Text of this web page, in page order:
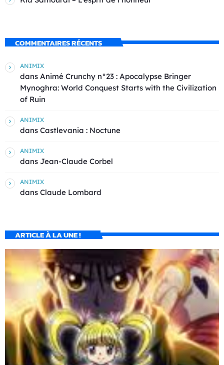
COMMENTAIRES RÉCENTS
ANIMIX
dans Animé Crunchy n°23 : Apocalypse Bringer
Mynoghra: World Conquest Starts with the Civilization
of Ruin
ANIMIX
dans Castlevania : Noctune
ANIMIX
dans Jean-Claude Corbel
ANIMIX
dans Claude Lombard
ARTICLE À LA UNE !